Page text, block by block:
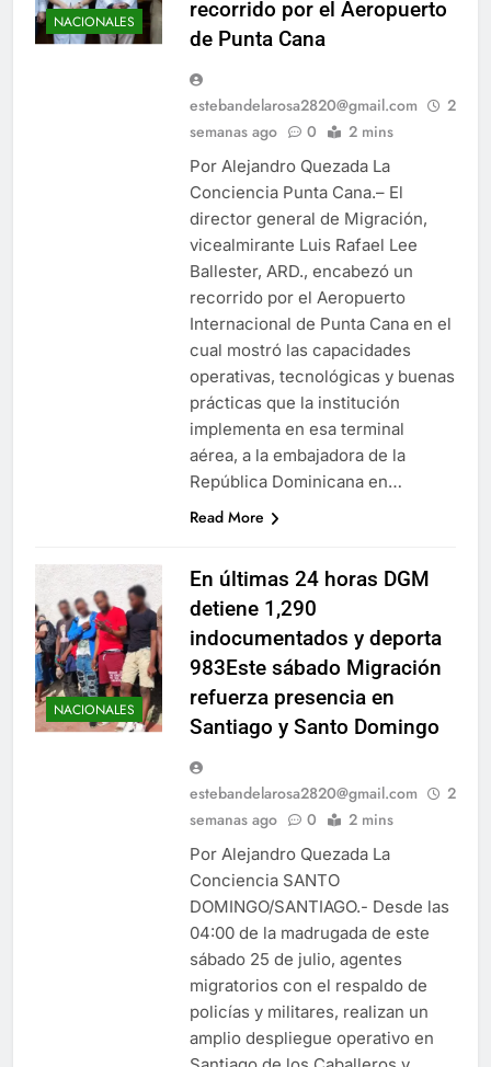
NACIONALES
recorrido por el Aeropuerto
de Punta Cana
estebandelarosa2820@gmail.com
2
semanas ago
0 2 mins
Por Alejandro Quezada La
Conciencia Punta Cana.– El
director general de Migración,
vicealmirante Luis Rafael Lee
Ballester, ARD., encabezó un
recorrido por el Aeropuerto
Internacional de Punta Cana en el
cual mostró las capacidades
operativas, tecnológicas y buenas
prácticas que la institución
implementa en esa terminal
aérea, a la embajadora de la
República Dominicana en…
Read More
NACIONALES
En últimas 24 horas DGM
detiene 1,290
indocumentados y deporta
983Este sábado Migración
refuerza presencia en
Santiago y Santo Domingo
estebandelarosa2820@gmail.com
2
semanas ago
0 2 mins
Por Alejandro Quezada La
Conciencia SANTO
DOMINGO/SANTIAGO.- Desde las
04:00 de la madrugada de este
sábado 25 de julio, agentes
migratorios con el respaldo de
policías y militares, realizan un
amplio despliegue operativo en